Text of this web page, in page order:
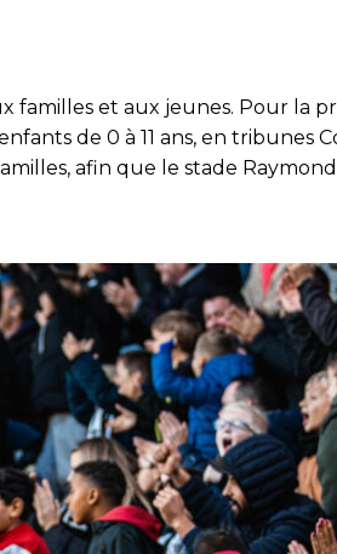
familles et aux jeunes. Pour la
de 0 à 11 ans, en tribunes
afin que le stade